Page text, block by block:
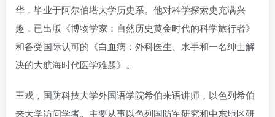
华，毕业于阿尔伯塔大学历史系。他对科学探索史充满兴
趣，已出版《博物学家：自然历史黄金时代的科学旅行者》
和备受国际认可的《白血病：外科医生、水手和一名绅士解
决的大航海时代医学难题》。
王戎，国防科技大学外国语学院希伯来语讲师，以色列希伯
来大学访问学者。主要从事以色列国防军研究和中东地区研